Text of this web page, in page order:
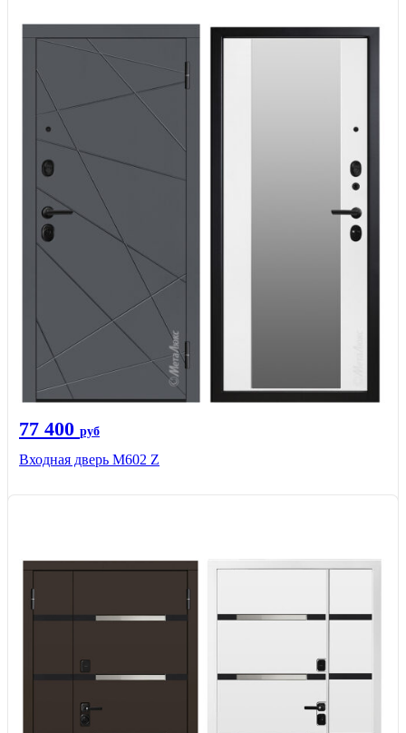
77 400 руб
Входная дверь М602 Z